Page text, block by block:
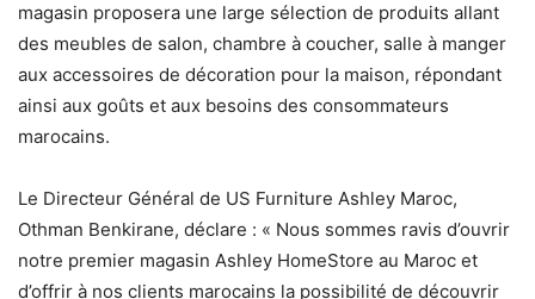
magasin proposera une large sélection de produits allant
des meubles de salon, chambre à coucher, salle à manger
aux accessoires de décoration pour la maison, répondant
ainsi aux goûts et aux besoins des consommateurs
marocains.
Le Directeur Général de US Furniture Ashley Maroc,
Othman Benkirane, déclare : « Nous sommes ravis d’ouvrir
notre premier magasin Ashley HomeStore au Maroc et
d’offrir à nos clients marocains la possibilité de découvrir